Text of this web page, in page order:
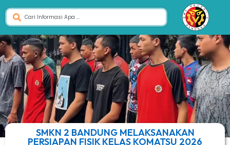
SMKN 2 BANDUNG MELAKSANAKAN
PERSIAPAN FISIK KELAS KOMATSU 2026